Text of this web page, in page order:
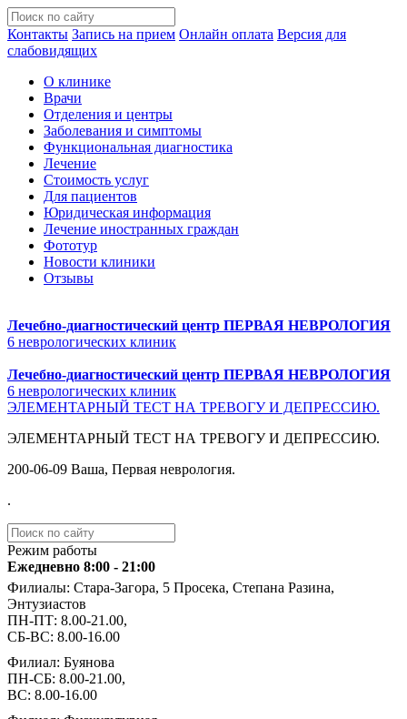
Контакты Запись на прием Онлайн оплата Версия для
слабовидящих
О клинике
Врачи
Отделения и центры
Заболевания и симптомы
Функциональная диагностика
Лечение
Стоимость услуг
Для пациентов
Юридическая информация
Лечение иностранных граждан
Фототур
Новости клиники
Отзывы
Лечебно-диагностический центр ПЕРВАЯ НЕВРОЛОГИЯ
6 неврологических клиник
Лечебно-диагностический центр ПЕРВАЯ НЕВРОЛОГИЯ
6 неврологических клиник
ЭЛЕМЕНТАРНЫЙ ТЕСТ НА ТРЕВОГУ И ДЕПРЕССИЮ.
ЭЛЕМЕНТАРНЫЙ ТЕСТ НА ТРЕВОГУ И ДЕПРЕССИЮ.
️200-06-09 Ваша, Первая неврология.
.
Режим работы
Ежедневно 8:00 - 21:00
Филиалы: Стара-Загора, 5 Просека, Степана Разина,
Энтузиастов
ПН-ПТ: 8.00-21.00,
СБ-ВС: 8.00-16.00
Филиал: Буянова
ПН-СБ: 8.00-21.00,
ВС: 8.00-16.00